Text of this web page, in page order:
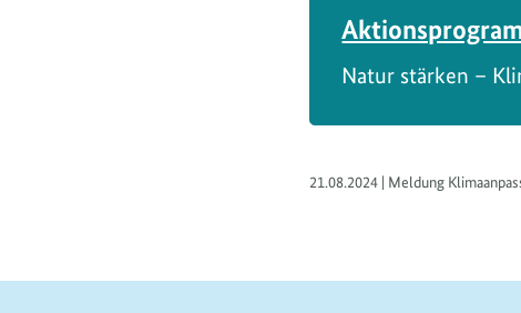
Natur stärken –
21.08.2024 | Meldung